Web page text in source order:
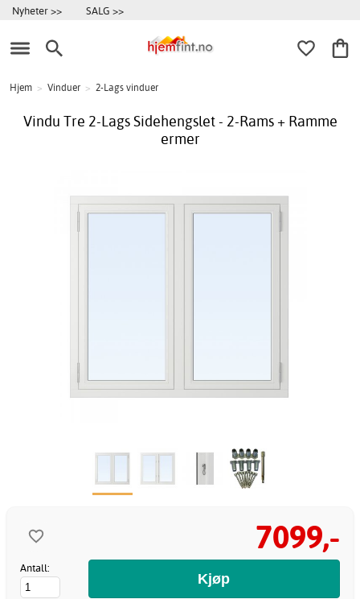
Nyheter >> SALG >>
Hjem > Vinduer > 2-Lags vinduer
Vindu Tre 2-Lags Sidehengslet - 2-Rams + Ramme
ermer
7099,-
Antall: